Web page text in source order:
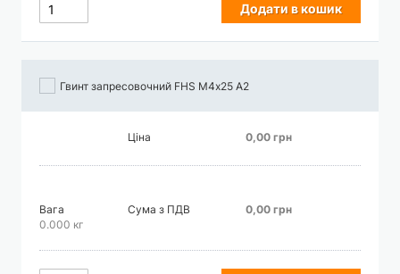
Додати в кошик
Гвинт запресовочний FHS М4х25 А2
Ціна 0,00 грн
Вага
0.000 кг
Сума з ПДВ 0,00 грн